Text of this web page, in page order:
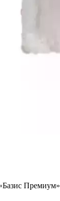
Премиум»